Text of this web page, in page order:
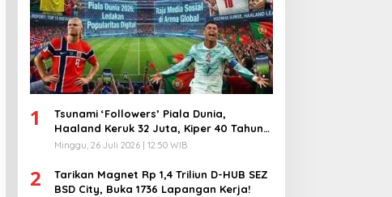
1
Tsunami ‘Followers’ Piala Dunia,
Haaland Keruk 32 Juta, Kiper 40 Tahun
Bikin Geger!
Minggu, 26 Juli 2026 | 12:50 WIB
2
Tarikan Magnet Rp 1,4 Triliun D-HUB SEZ
BSD City, Buka 1736 Lapangan Kerja!